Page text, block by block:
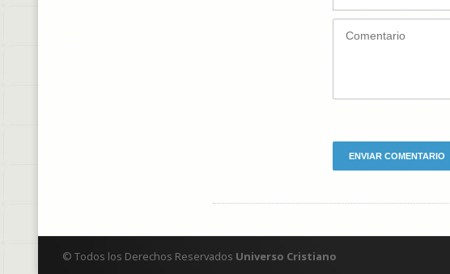
© Todos los Derechos Reservados Universo Cristiano